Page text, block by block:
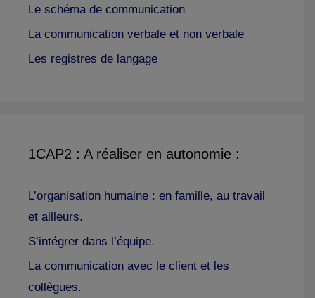
Le schéma de communication
La communication verbale et non verbale
Les registres de langage
1CAP2 : A réaliser en autonomie :
L’organisation humaine : en famille, au travail
et ailleurs.
S’intégrer dans l’équipe.
La communication avec le client et les
collègues.